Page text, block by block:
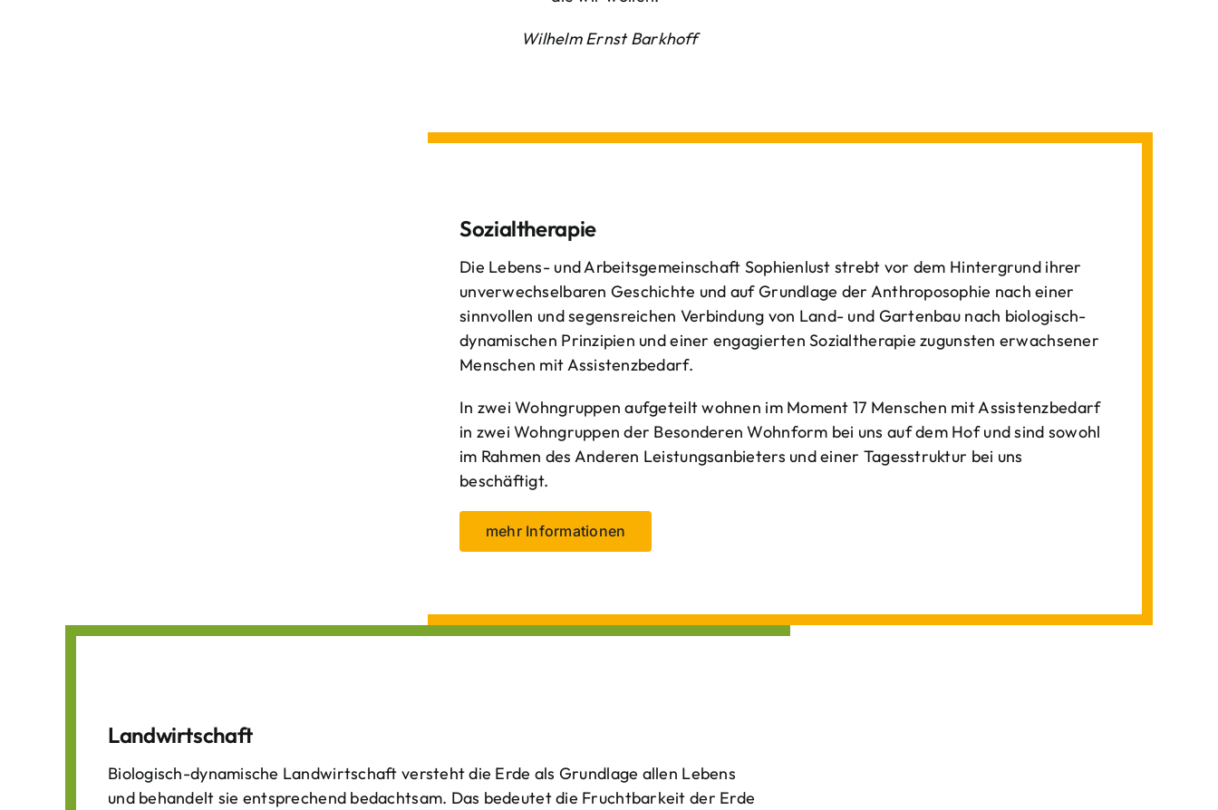
Wilhelm Ernst Barkhoff
Sozialtherapie
Die Lebens- und Arbeitsgemeinschaft Sophienlust strebt vor dem Hintergrund ihrer
unverwechselbaren Geschichte und auf Grundlage der Anthroposophie nach einer
sinnvollen und segensreichen Verbindung von Land- und Gartenbau nach biologisch-
dynamischen Prinzipien und einer engagierten Sozialtherapie zugunsten erwachsener
Menschen mit Assistenzbedarf.
In zwei Wohngruppen aufgeteilt wohnen im Moment 17 Menschen mit Assistenzbedarf
in zwei Wohngruppen der Besonderen Wohnform bei uns auf dem Hof und sind sowohl
im Rahmen des Anderen Leistungsanbieters und einer Tagesstruktur bei uns
beschäftigt.
mehr Informationen
Landwirtschaft
Biologisch-dynamische Landwirtschaft versteht die Erde als Grundlage allen Lebens
und behandelt sie entsprechend bedachtsam. Das bedeutet die Fruchtbarkeit der Erde